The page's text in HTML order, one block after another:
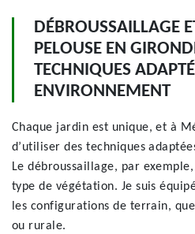
DÉBROUSSAILLAGE
PELOUSE EN
TECHNIQUES
ENVIRONNEMENT
Chaque jardin est unique, et à
d’utiliser des techniques
Le débroussaillage, par
type de végétation. Je suis
les configurations de terrain,
ou rurale.